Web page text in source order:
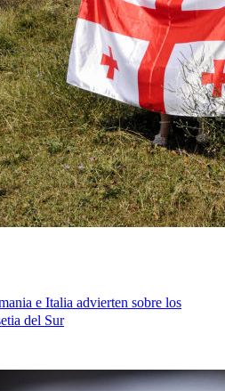
e Italia advierten sobre los
del Sur